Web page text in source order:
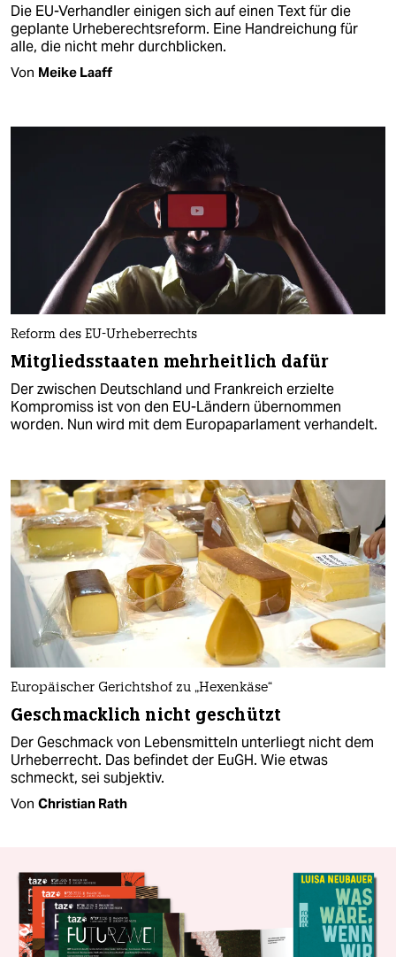
Die EU-Verhandler einigen sich auf einen Text für die
geplante Urheberechtsreform. Eine Handreichung für
alle, die nicht mehr durchblicken.
Von Meike Laaff
Reform des EU-Urheberrechts
Mitgliedsstaaten mehrheitlich dafür
Der zwischen Deutschland und Frankreich erzielte
Kompromiss ist von den EU-Ländern übernommen
worden. Nun wird mit dem Europaparlament verhandelt.
Europäischer Gerichtshof zu „Hexenkäse“
Geschmacklich nicht geschützt
Der Geschmack von Lebensmitteln unterliegt nicht dem
Urheberrecht. Das befindet der EuGH. Wie etwas
schmeckt, sei subjektiv.
Von Christian Rath